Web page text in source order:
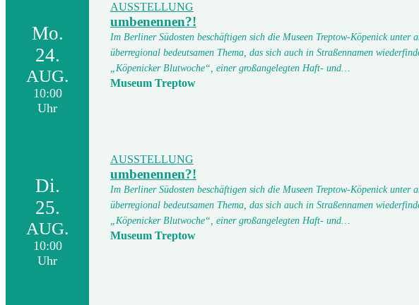
Mo.
24.
AUG.
10:00
Uhr
AUSSTELLUNG
umbenennen?!
Im Berliner Südosten beschäftigen sich die Museen Treptow-Köpenick unter
überregional bedeutsamen Thema, das sich auch in Straßennamen
„Köpenicker Blutwoche“, einer großangelegten Haft- und…
Museum Treptow
Di.
25.
AUG.
10:00
Uhr
AUSSTELLUNG
umbenennen?!
Im Berliner Südosten beschäftigen sich die Museen Treptow-Köpenick unter
überregional bedeutsamen Thema, das sich auch in Straßennamen
„Köpenicker Blutwoche“, einer großangelegten Haft- und…
Museum Treptow